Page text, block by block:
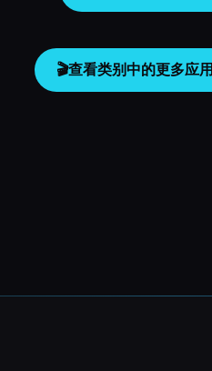
🎬查看类别中的更多应用